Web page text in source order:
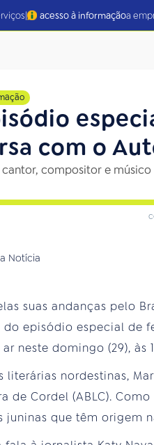
| acesso à informaçãoa
com o
compositor e músico
suas andanças pelo
do episódio especial de
neste domingo (29), às
nordestinas,
de Cordel (ABLC).
que têm origem